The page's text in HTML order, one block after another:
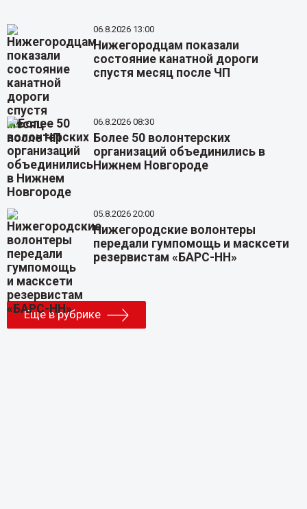
06.8.2026 13:00
Нижегородцам показали
состояние канатной дороги
спустя месяц после ЧП
06.8.2026 08:30
Более 50 волонтерских
организаций объединились в
Нижнем Новгороде
05.8.2026 20:00
Нижегородские волонтеры
передали гумпомощь и масксети
резервистам «БАРС-НН»
Еще в рубрике